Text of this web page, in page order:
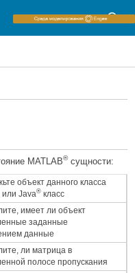
MATLAB®сущности:
объект данного класса
или Java® класс
имеет ли объект
заданные
данные
ли матрица в
полосе пропускания